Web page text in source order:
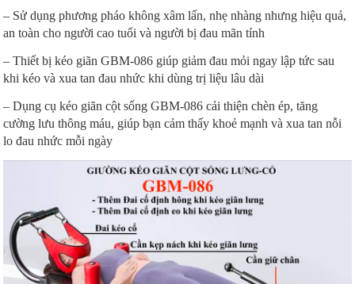
– Sử dụng phương pháo không xâm lấn, nhẹ nhàng nhưng hiệu quả,
an toàn cho người cao tuổi và người bị đau mãn tính
– Thiết bị kéo giãn GBM-086 giúp giảm đau mỏi ngay lập tức sau
khi kéo và xua tan đau nhức khi dùng trị liệu lâu dài
– Dụng cụ kéo giãn cột sống GBM-086 cải thiện chèn ép, tăng
cường lưu thông máu, giúp bạn cảm thấy khoẻ mạnh và xua tan nỗi
lo đau nhức mỗi ngày